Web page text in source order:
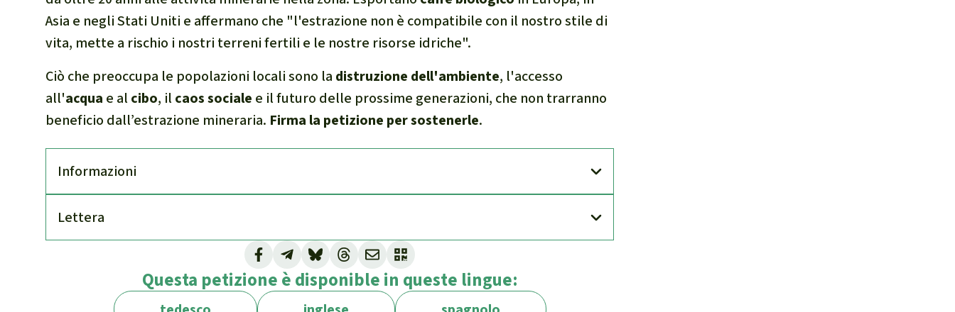
Asia e negli Stati Uniti e affermano che "l'estrazione non è compatibile con il nostro stile di
vita, mette a rischio i nostri terreni fertili e le nostre risorse idriche".
Ciò che preoccupa le popolazioni locali sono la distruzione dell'ambiente, l'accesso
all'acqua e al cibo, il caos sociale e il futuro delle prossime generazioni, che non trarranno
beneficio dall’estrazione mineraria. Firma la petizione per sostenerle.
Infor­mazioni
Lettera
Questa petizione è disponible in queste lingue: